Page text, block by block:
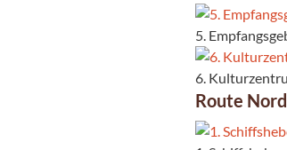
5.
6.
Route Nord